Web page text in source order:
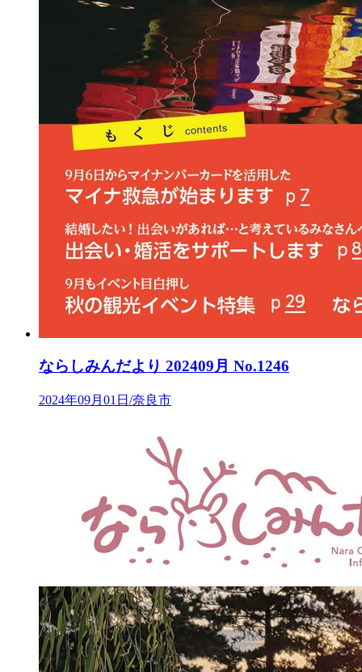
ならしみんだより 202409月 No.1246
2024年09月01日/奈良市